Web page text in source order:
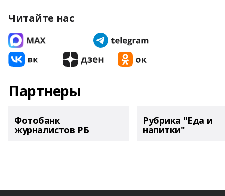
Читайте нас
Партнеры
Фотобанк
журналистов РБ
Рубрика "Еда и
напитки"